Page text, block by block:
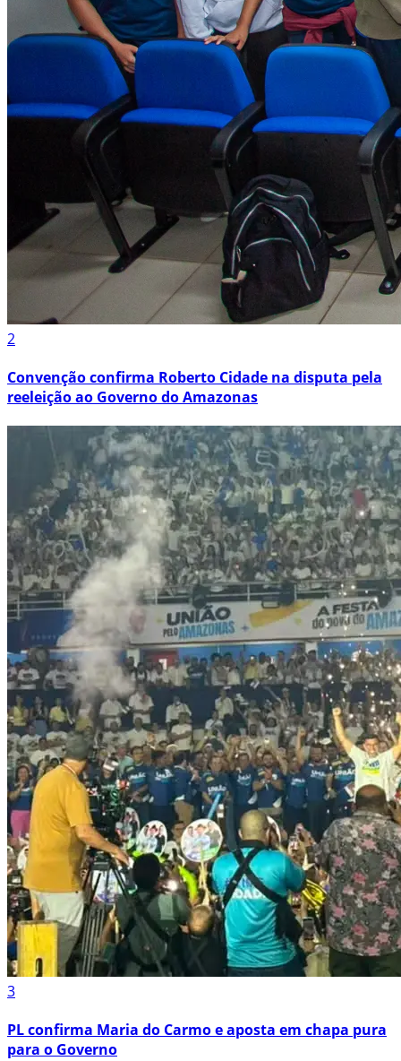
2
Convenção confirma Roberto Cidade na disputa pela
reeleição ao Governo do Amazonas
3
PL confirma Maria do Carmo e aposta em chapa pura
para o Governo